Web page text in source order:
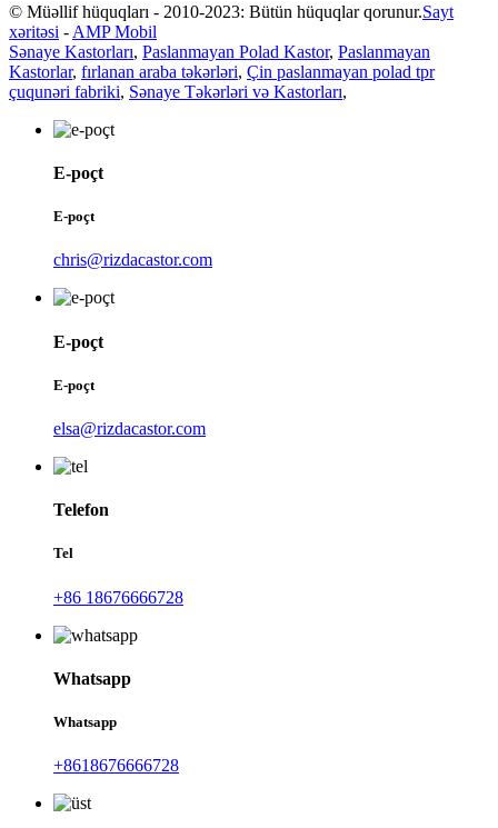
© Müəllif hüquqları - 2010-2023: Bütün hüquqlar qorunur.Sayt
xəritəsi - AMP Mobil
Sənaye Kastorları, Paslanmayan Polad Kastor, Paslanmayan
Kastorlar, fırlanan araba təkərləri, Çin paslanmayan polad tpr
çuqunəri fabriki, Sənaye Təkərləri və Kastorları,
E-poçt
E-poçt
chris@rizdacastor.com
E-poçt
E-poçt
elsa@rizdacastor.com
Telefon
Tel
+86 18676666728
Whatsapp
Whatsapp
+8618676666728